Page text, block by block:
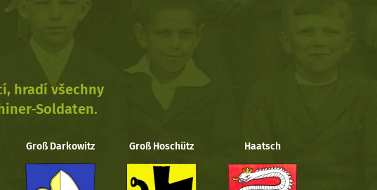
hradí všechny
Soldaten.
Groß Darkowitz Groß Hoschütz Haatsch